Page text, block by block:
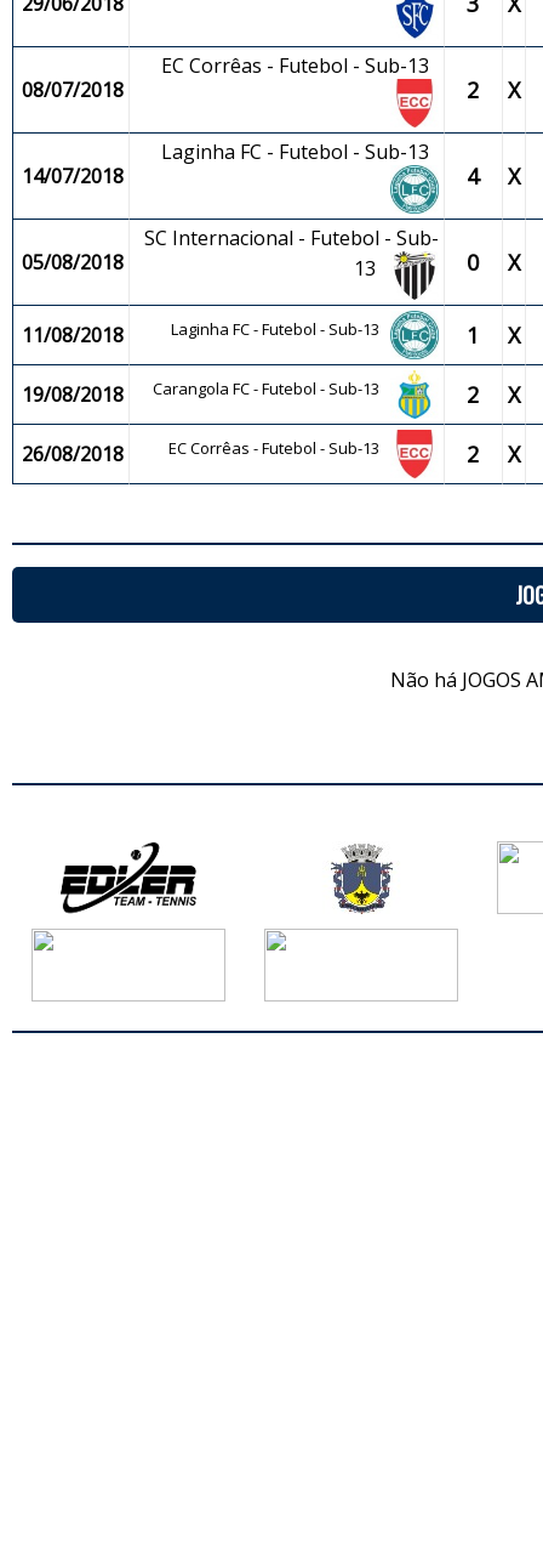
08/07/2018
EC Corrêas - Futebol - Sub-13
2 X
14/07/2018
Laginha FC - Futebol - Sub-13
4 X
05/08/2018
SC Internacional - Futebol - Sub-
13
0 X
11/08/2018 Laginha FC - Futebol - Sub-13 1 X
19/08/2018 Carangola FC - Futebol - Sub-13 2 X
26/08/2018 EC Corrêas - Futebol - Sub-13 2 X
Não há JOGOS